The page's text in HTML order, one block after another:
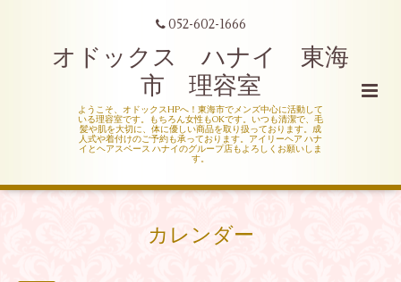
052-602-1666
オドックス ハナイ 東海
市 理容室
ようこそ、オドックスHPへ！東海市でメンズ中心に活動して
いる理容室です。もちろん女性もOKです。いつも清潔で、毛
髪や肌を大切に、体に優しい商品を取り扱っております。成
人式や着付けのご予約も承っております。アイリーヘア ハナ
イとヘアスペース ハナイのグループ店もよろしくお願いしま
す。
カレンダー